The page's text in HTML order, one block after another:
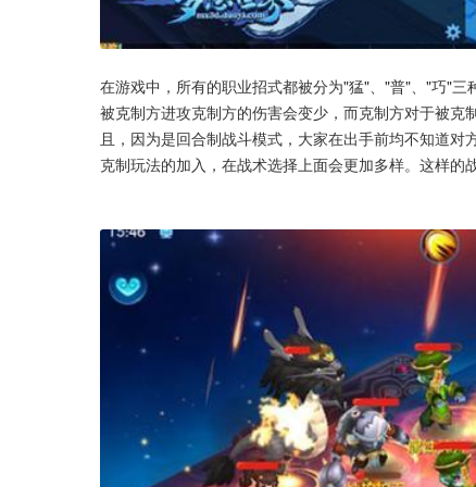
在游戏中，所有的职业招式都被分为"猛"、"普"、"巧"
被克制方进攻克制方的伤害会变少，而克制方对于被
且，因为是回合制战斗模式，大家在出手前均不知道
克制玩法的加入，在战术选择上面会更加多样。这样的